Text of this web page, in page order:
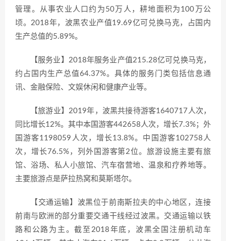
管理。从事农业人口约为50万人，耕地面积为100万公
顷。2018年，波黑农业产值19.69亿可兑换马克，占国内
生产总值的5.89%。
【服务业】2018年服务业产值215.28亿可兑换马克，
约占国内生产总值64.37%。具体的服务门类包括信息通
讯、金融保险、文娱休闲和健康产业等。
【旅游业】2019年，波黑共接待游客1640717人次，
同比增长12%。其中本国游客442658人次，增长7.3%；外
国游客1198059人次，增长13.8%。中国游客102758人
次，增长76.5%，列外国游客第2位。旅游设施主要有旅
馆、浴场、私人小旅馆、汽车宿营地、温泉和疗养地等。
主要旅游点是萨拉热窝和莫斯塔尔。
【交通运输】波黑位于前南斯拉夫的中心地区，连接
前南与欧洲的部分重要交通干线经过波黑。交通运输以铁
路和公路为主。截至2018年底，波黑全国注册机动车